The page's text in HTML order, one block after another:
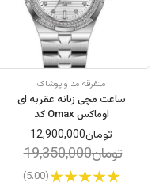
متفرقه مد و پوشاک
ساعت مچی زنانه عقربه ای
اوماکس Omax کد
JAS014I008تومان12,900,000
تومان19,350,000
(5.00)